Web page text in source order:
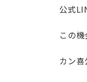
公式
この
カン